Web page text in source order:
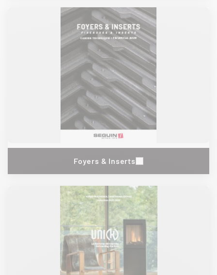
Foyers & Inserts